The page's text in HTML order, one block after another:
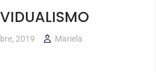
2019 Mariela